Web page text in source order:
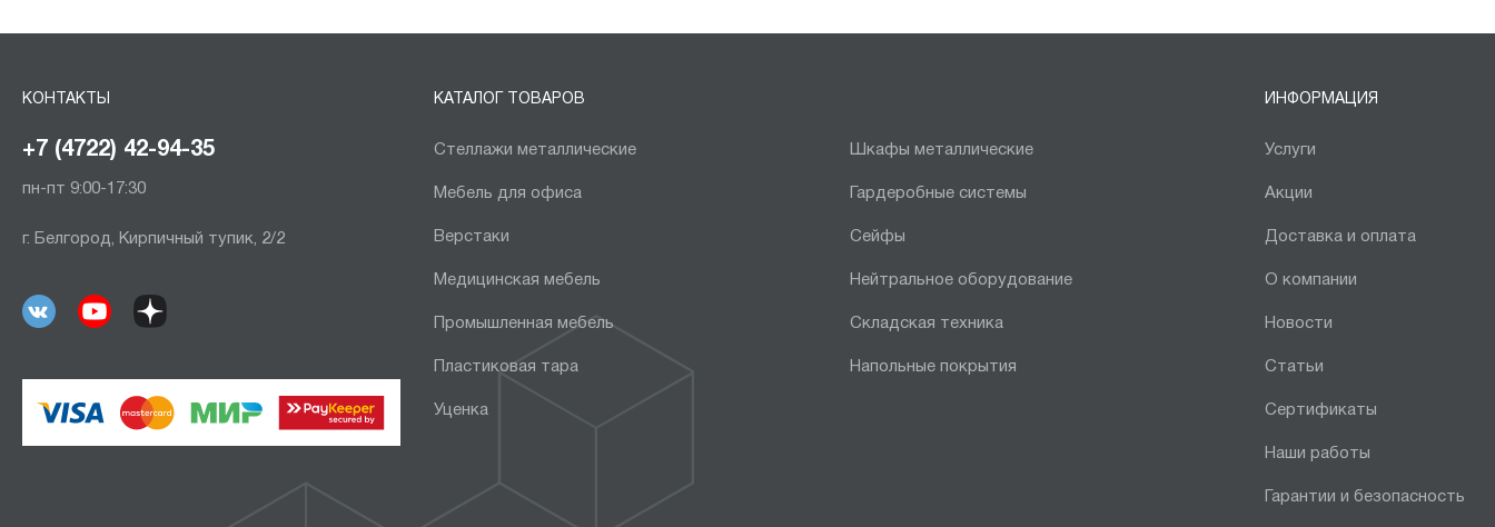
КОНТАКТЫ
+7 (4722) 42-94-35
пн-пт 9:00-17:30
г. Белгород, Кирпичный тупик, 2/2
КАТАЛОГ ТОВАРОВ
Стеллажи металлические Шкафы металлические
Мебель для офиса Гардеробные системы
Верстаки Сейфы
Медицинская мебель Нейтральное оборудование
Промышленная мебель Складская техника
Пластиковая тара Напольные покрытия
Уценка
ИНФОРМАЦИЯ
Услуги
Акции
Доставка и оплата
О компании
Новости
Статьи
Сертификаты
Наши работы
Гарантии и безопасность